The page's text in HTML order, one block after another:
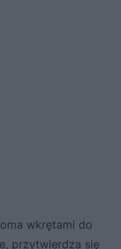
wkrętami do
przytwierdza się